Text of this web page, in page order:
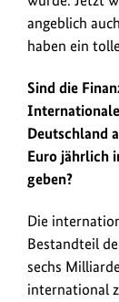
angeblich
haben ein
Sind die
Deutschland
Euro jährlich
geben?
Die
Bestandteil
sechs
international